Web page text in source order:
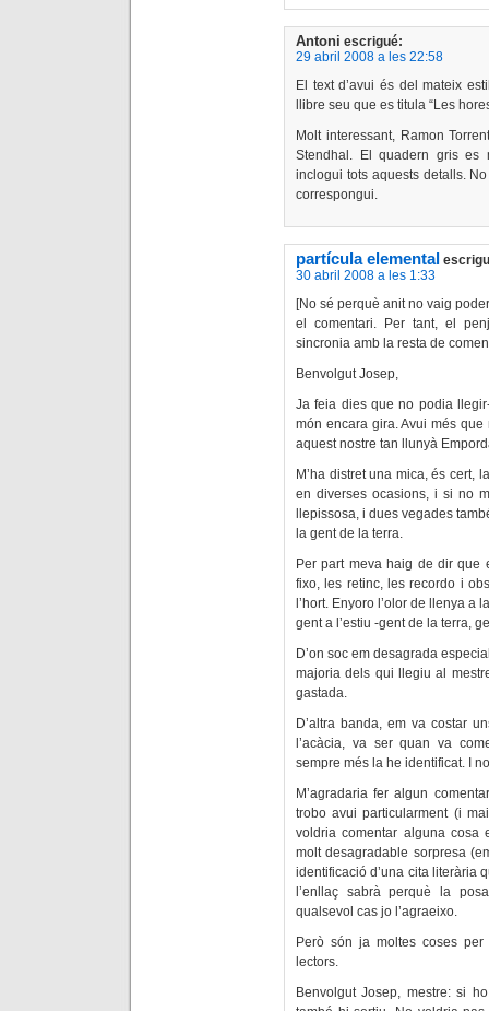
Antoni escrigué:
29 abril 2008 a les 22:58
El text d’avui és del mateix
llibre seu que es titula “Les
Molt interessant, Ramon
Stendhal. El quadern gris es
inclogui tots aquests detalls.
correspongui.
partícula elemental
30 abril 2008 a les 1:33
[No sé perquè anit no vaig
el comentari. Per tant, el
sincronia amb la resta de
Benvolgut Josep,
Ja feia dies que no podia
món encara gira. Avui més
aquest nostre tan llunyà
M’ha distret una mica, és cert,
en diverses ocasions, i si no
llepissosa, i dues vegades
la gent de la terra.
Per part meva haig de dir que
fixo, les retinc, les recordo i
l’hort. Enyoro l’olor de llenya a
gent a l’estiu -gent de la terra,
D’on soc em desagrada
majoria dels qui llegiu al
gastada.
D’altra banda, em va costar
l’acàcia, va ser quan va
sempre més la he identificat. I
M’agradaria fer algun
trobo avui particularment (i
voldria comentar alguna cosa
molt desagradable sorpresa
identificació d’una cita literària
l’enllaç sabrà perquè la
qualsevol cas jo l’agraeixo.
Però són ja moltes coses
lectors.
Benvolgut Josep, mestre: si